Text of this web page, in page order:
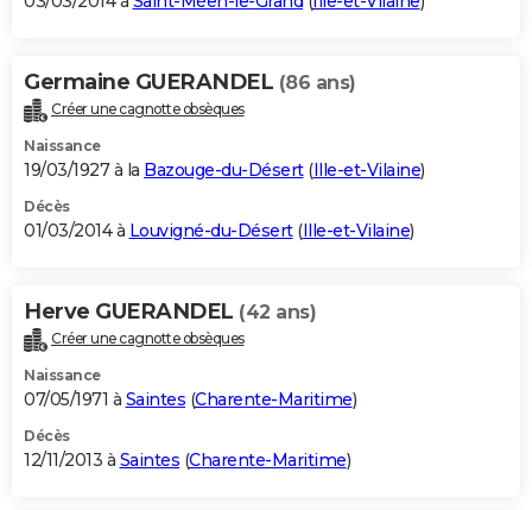
Germaine GUERANDEL (86 ans)
Créer une cagnotte obsèques
Naissance
19/03/1927 à la Bazouge-du-Désert(Ille-et-Vilaine)
Décès
01/03/2014 à Louvigné-du-Désert(Ille-et-Vilaine)
Herve GUERANDEL (42 ans)
Créer une cagnotte obsèques
Naissance
07/05/1971 à Saintes (Charente-Maritime)
Décès
12/11/2013 à Saintes (Charente-Maritime)